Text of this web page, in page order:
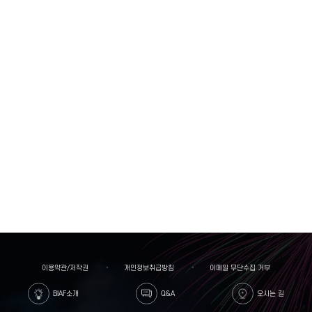
이용약관/저작권 개인정보취급방침 이메일 무단수집 거부
BIAF소개 Q&A 오시는 길